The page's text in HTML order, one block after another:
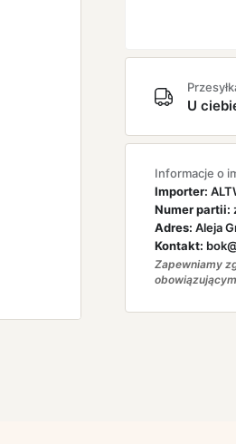
U
Informacje o
Importer:
Numer partii:
Adres: Aleja
Kontakt:
Zapewniamy